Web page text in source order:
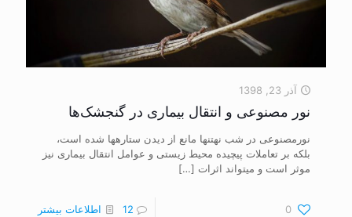
آذر 23, 1398
نور مصنوعی و انتقال بیماری در گنجشک‌ها
نورمصنوعی در شب نه‎تنها مانع از دیدن ستاره‎ها شده است،
بلکه بر تعاملات پیچیده محیط زیستی و عوامل انتقال بیماری نیز
موثر است و می‎تواند اثرات
[…]
0
12 اطلاعات بیشتر